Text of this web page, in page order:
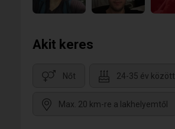
Akit keres
Nőt 24-35 év között
Max. 20 km-re a lakhelyemtől